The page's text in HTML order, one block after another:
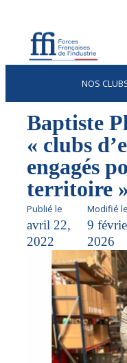
NOS
Baptiste
« clubs
engagés
territoire
Publié le
avril 22,
2022
Modifié le
9
2026